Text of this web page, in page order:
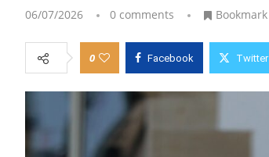
06/07/2026 0 comments Bookmark
0 Facebook Twitter